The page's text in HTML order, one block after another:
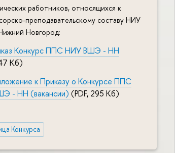
работников, относящихся к
преподавательскому составу НИУ
Новгород:
Конкурс ППС НИУ ВШЭ - НН
Кб)
к Приказу о Конкурсе ППС
- НН (вакансии) (PDF, 295 Кб)
Конкурса